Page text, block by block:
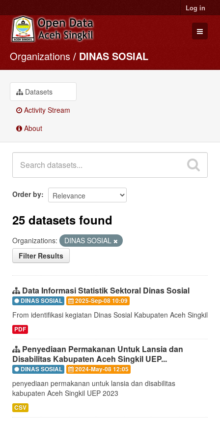
Log in
Datasets
Organizations
Groups
About
Organizations DINAS SOSIAL
Datasets
Activity Stream
About
Order by
25 datasets found
Organizations:
DINAS SOSIAL
Filter Results
Data Informasi Statistik Sektoral Dinas Sosial
DINAS SOSIAL 2025-Sep-08 10:09
From identifikasi kegiatan Dinas Sosial Kabupaten Aceh Singkil
PDF
Penyediaan Permakanan Untuk Lansia dan
Disabilitas Kabupaten Aceh Singkil UEP...
DINAS SOSIAL 2024-May-08 12:05
penyediaan permakanan untuk lansia dan disabilitas
kabupaten Aceh Singkil UEP 2023
CSV